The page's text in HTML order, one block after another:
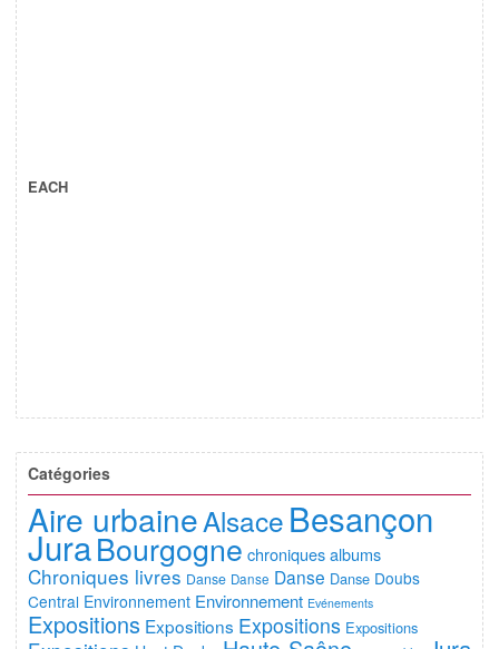
EACH
Catégories
Aire urbaineAlsace Besançon
JuraBourgogne chroniques albums
Chroniques livres Danse Danse Danse Danse Doubs
Central Environnement Environnement Evénements
Expositions Expositions Expositions Expositions